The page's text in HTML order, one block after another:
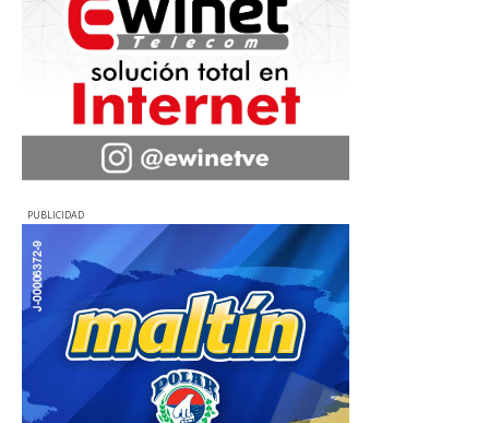
PUBLICIDAD